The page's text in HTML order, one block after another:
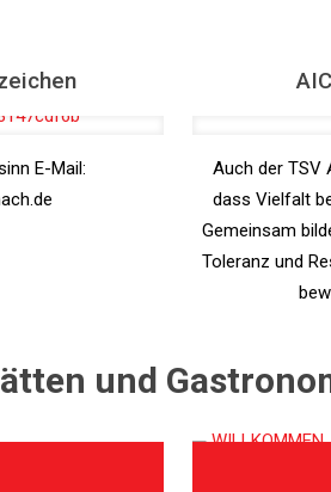
E-Mail:
Auch der TSV
dass Vielfalt
Gemeinsam
Toleranz und
und